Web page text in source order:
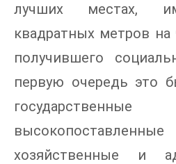
лучших местах,
квадратных метров на
получившего
первую очередь это
хозяйственные и